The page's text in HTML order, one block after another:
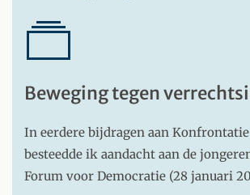
Beweging tegen
In eerdere bijdragen aan
besteedde ik aandacht aan de
Forum voor Democratie (28 januari